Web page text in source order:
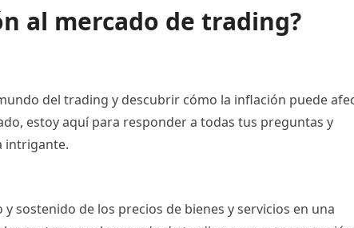
al mercado de trading?
del trading y descubrir cómo la inflación puede
estoy aquí para responder a todas tus preguntas y
intrigante.
sostenido de los precios de bienes y servicios en una